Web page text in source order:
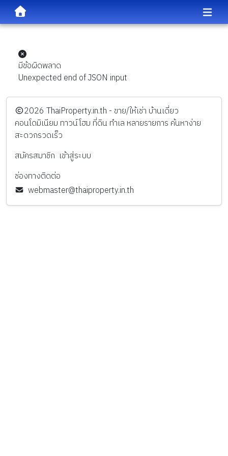
มีข้อผิดพลาด
Unexpected end of JSON input
️2026 ThaiProperty.in.th - ขาย/ให้เช่า บ้านเดี่ยว
คอนโดมิเนียม ทาวน์โฮม ที่ดิน ทำเล หลายรายการ ค้นหาง่าย
สะดวกรวดเร็ว
สมัครสมาชิก เข้าสู่ระบบ
ช่องทางติดต่อ
webmaster@thaiproperty.in.th